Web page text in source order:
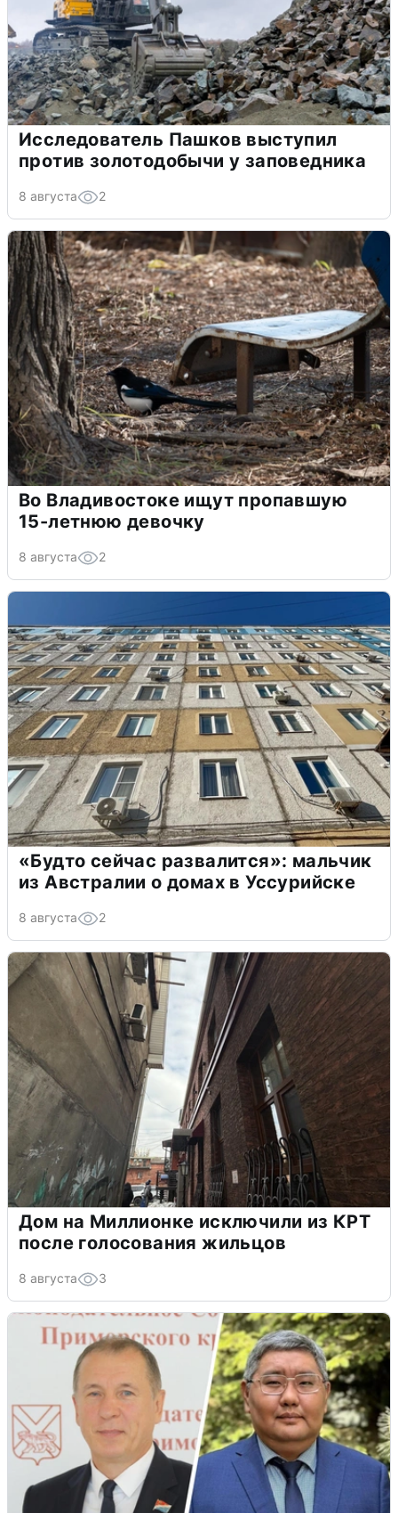
Исследователь Пашков выступил
против золотодобычи у заповедника
8 августа 2
Во Владивостоке ищут пропавшую
15-летнюю девочку
8 августа 2
«Будто сейчас развалится»: мальчик
из Австралии о домах в Уссурийске
8 августа 2
Дом на Миллионке исключили из КРТ
после голосования жильцов
8 августа 3